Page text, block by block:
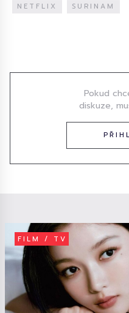
NETFLIX
SURINAM
Pokud
diskuze,
FILM / TV